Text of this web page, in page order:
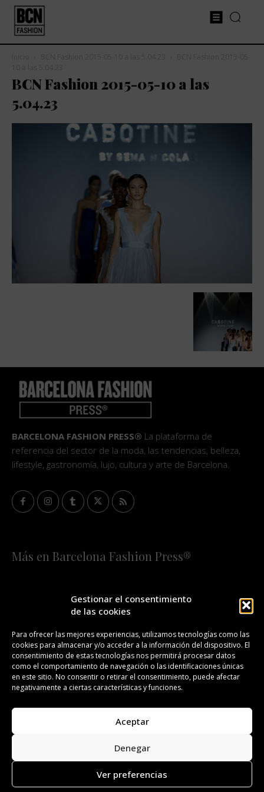
Gestionar el consentimiento
de las cookies
Para ofrecer las mejores experiencias, utilizamos tecnologías como las
cookies para almacenar y/o acceder a la información del dispositivo. El
consentimiento de estas tecnologías nos permitirá procesar datos
como el comportamiento de navegación o las identificaciones únicas
en este sitio. No consentir o retirar el consentimiento, puede afectar
negativamente a ciertas características y funciones.
Aceptar
Denegar
Ver preferencias
BCN Fashion 2015-05-10 a las
5.04.23
BARCELONA FASHION PRESS® La plataforma de
referencia del sector de la moda, las tendencias, belleza,
lifestyle, gastronomía, lujo, cultura y arte de Barcelona.
Más en Barcelona Fashion Press®
¡SUSCRÍBETE A NUESTRA FASHION NEWS!
CONTACTO REDACCIÓN PUBLICIDAD
ISSN 2385-4839 DL B 27443-2014
Todos los derechos reservados. Copyright 2008-2024.
Barcelona Fashion Press®/™ es una marca registrada.